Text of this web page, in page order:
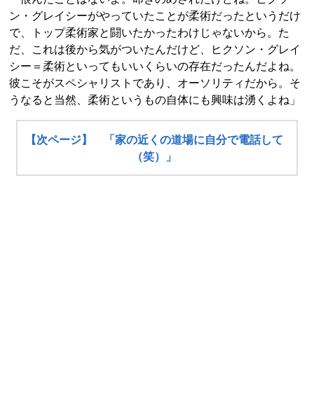
ン・グレイシーがやっていたことが柔術だったというだけ
で、トップ柔術家と闘いたかったわけじゃないから。た
だ、これは後から気がついたんだけど、ヒクソン・グレイ
シー＝柔術といってもいいくらいの存在だったんだよね。
彼こそがスペシャリストであり、オーソリティだから。そ
うなると当然、柔術というもの自体にも興味は湧くよね」
【次ページ】 「家の近くの道場に自分で電話して
（笑）」